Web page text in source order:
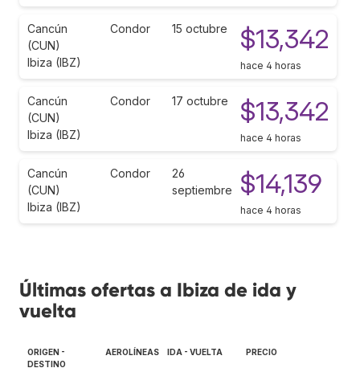
Cancún
(CUN)
Ibiza (IBZ)
Condor 15 octubre $13,342
hace 4 horas
Cancún
(CUN)
Ibiza (IBZ)
Condor 17 octubre $13,342
hace 4 horas
Cancún
(CUN)
Ibiza (IBZ)
Condor
26
septiembre
$14,139
hace 4 horas
Últimas ofertas a Ibiza de ida y
vuelta
ORIGEN -
DESTINO
AEROLÍNEAS IDA - VUELTA PRECIO